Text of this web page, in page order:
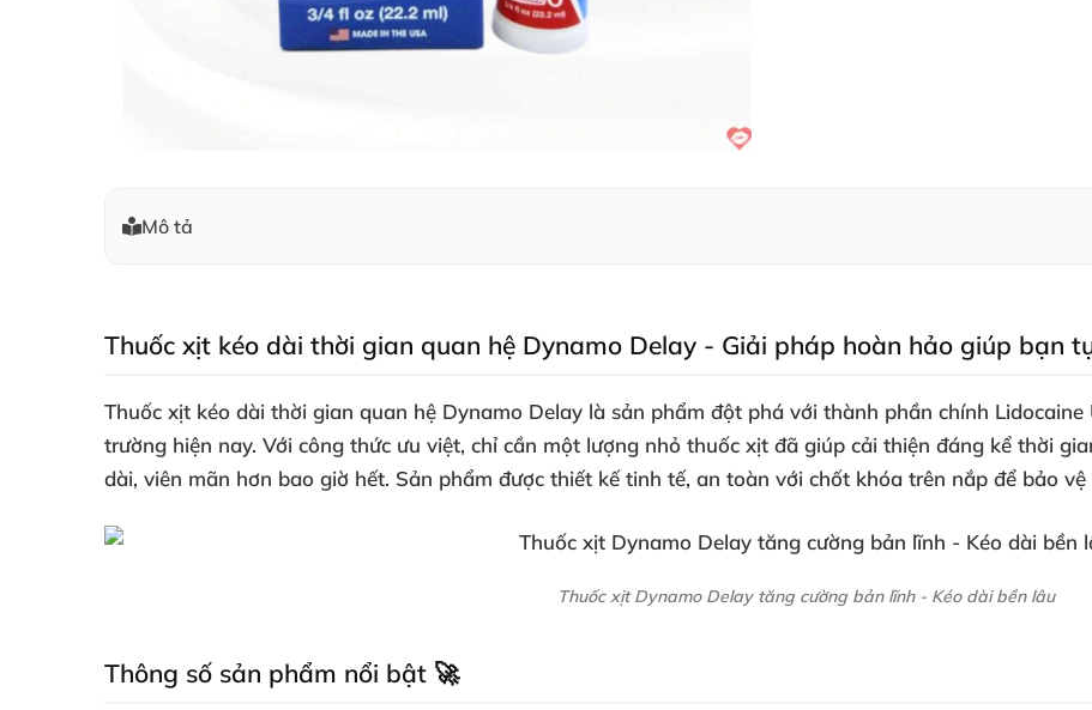
Mô tả
Thuốc xịt kéo dài thời gian quan hệ Dynamo Delay - Giải pháp hoàn hảo giúp bạn
Thuốc xịt kéo dài thời gian quan hệ Dynamo Delay là sản phẩm đột phá với thành phần chính
trường hiện nay. Với công thức ưu việt, chỉ cần một lượng nhỏ thuốc xịt đã giúp cải thiện đáng kể thời
dài, viên mãn hơn bao giờ hết. Sản phẩm được thiết kế tinh tế, an toàn với chốt khóa trên nắp để bảo
Thuốc xịt Dynamo Delay tăng cường bản lĩnh - Kéo dài bền lâu
Thông số sản phẩm nổi bật 🚀